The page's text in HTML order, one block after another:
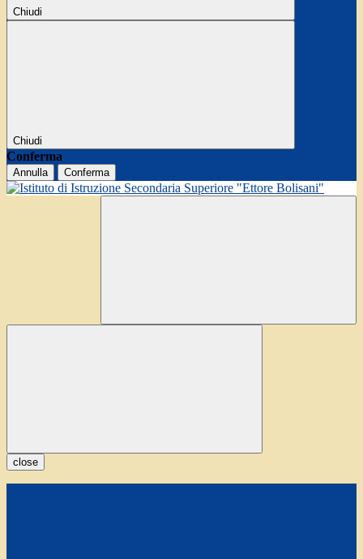
Chiudi
Chiudi
Conferma
Annulla Conferma
close